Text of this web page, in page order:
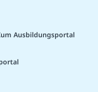
Ausbildungsportal